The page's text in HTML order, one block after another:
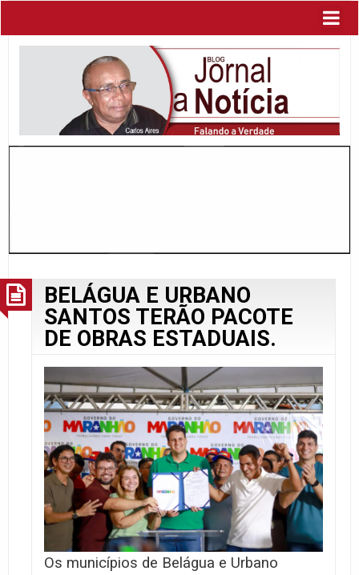
BELÁGUA E URBANO
SANTOS TERÃO PACOTE
DE OBRAS ESTADUAIS.
Os municípios de Belágua e Urbano